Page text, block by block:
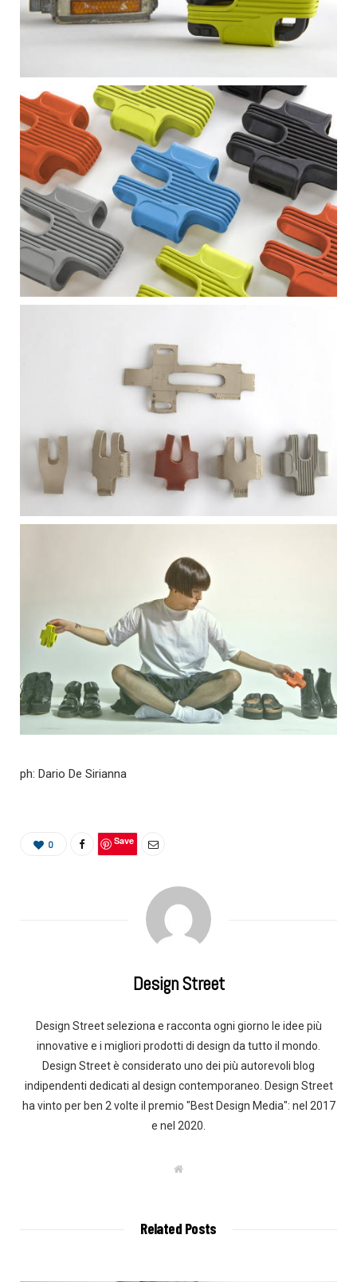
ph: Dario De Sirianna
0 Save
Design Street
Design Street seleziona e racconta ogni giorno le idee più
innovative e i migliori prodotti di design da tutto il mondo.
Design Street è considerato uno dei più autorevoli blog
indipendenti dedicati al design contemporaneo. Design Street
ha vinto per ben 2 volte il premio "Best Design Media": nel 2017
e nel 2020.
W
Related Posts